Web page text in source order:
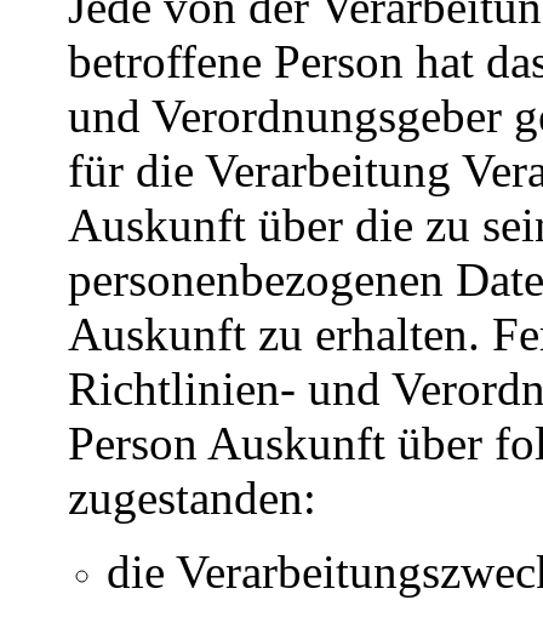
betroffene Person hat
und Verordnungsgeber
für die Verarbeitung
Auskunft über die zu
personenbezogenen
Auskunft zu erhalten.
Richtlinien- und
Person Auskunft über
zugestanden:
die